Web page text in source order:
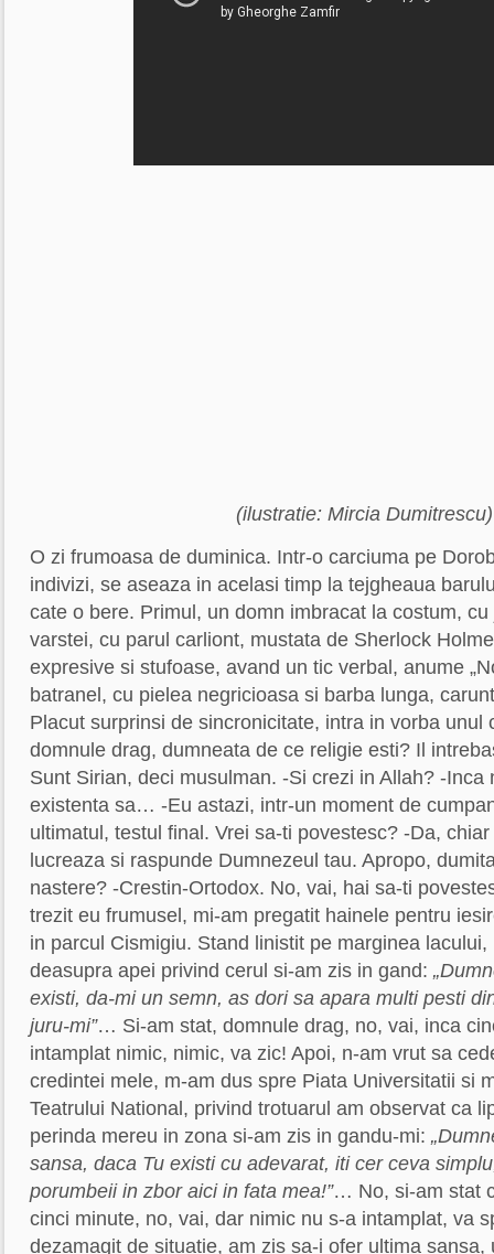
(ilustratie: Mircia Dumitrescu)
O zi frumoasa de duminica. Intr-o carciuma pe
indivizi, se aseaza in acelasi timp la tejgheaua
cate o bere. Primul, un domn imbracat la costum,
varstei, cu parul carliont, mustata de Sherlock
expresive si stufoase, avand un tic verbal, anume
batranel, cu pielea negricioasa si barba lunga,
Placut surprinsi de sincronicitate, intra in vorba unul
domnule drag, dumneata de ce religie esti? Il
Sunt Sirian, deci musulman. -Si crezi in Allah? -Inca
existenta sa… -Eu astazi, intr-un moment de
ultimatul, testul final. Vrei sa-ti povestesc? -Da,
lucreaza si raspunde Dumnezeul tau. Apropo,
nastere? -Crestin-Ortodox. No, vai, hai sa-ti
trezit eu frumusel, mi-am pregatit hainele pentru
in parcul Cismigiu. Stand linistit pe marginea
deasupra apei privind cerul si-am zis in gand:
existi, da-mi un semn, as dori sa apara multi pesti
juru-mi”… Si-am stat, domnule drag, no, vai, inca
intamplat nimic, nimic, va zic! Apoi, n-am vrut sa
credintei mele, m-am dus spre Piata Universitatii si
Teatrului National, privind trotuarul am observat ca
perinda mereu in zona si-am zis in gandu-mi:
sansa, daca Tu existi cu adevarat, iti cer ceva
porumbeii in zbor aici in fata mea!”… No, si-am stat
cinci minute, no, vai, dar nimic nu s-a intamplat, va
dezamagit de situatie, am zis sa-i ofer ultima sansa,